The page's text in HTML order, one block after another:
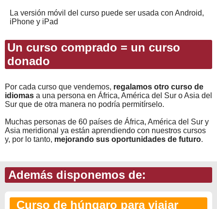
La versión móvil del curso puede ser usada con Android,
iPhone y iPad
Un curso comprado = un curso
donado
Por cada curso que vendemos, regalamos otro curso de
idiomas a una persona en África, América del Sur o Asia del
Sur que de otra manera no podría permitírselo.
Muchas personas de 60 países de África, América del Sur y
Asia meridional ya están aprendiendo con nuestros cursos
y, por lo tanto, mejorando sus oportunidades de futuro.
Además disponemos de:
Curso de húngaro para viajar